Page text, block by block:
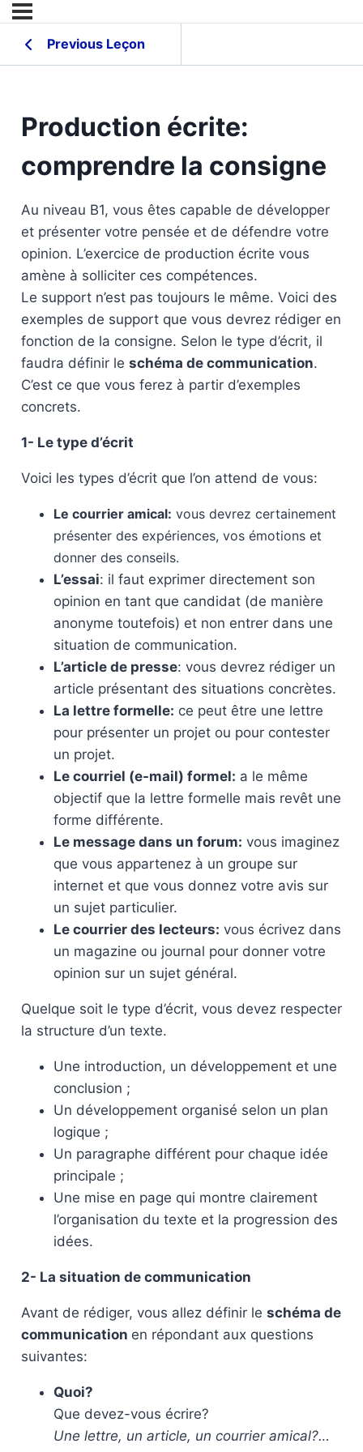
Previous Leçon
Production écrite:
comprendre la consigne
Au niveau B1, vous êtes capable de développer
et présenter votre pensée et de défendre votre
opinion. L’exercice de production écrite vous
amène à solliciter ces compétences.
Le support n’est pas toujours le même. Voici des
exemples de support que vous devrez rédiger en
fonction de la consigne. Selon le type d’écrit, il
faudra définir le schéma de communication.
C’est ce que vous ferez à partir d’exemples
concrets.
1- Le type d’écrit
Voici les types d’écrit que l’on attend de vous:
Le courrier amical: vous devrez certainement
présenter des expériences, vos émotions et
donner des conseils.
L’essai: il faut exprimer directement son
opinion en tant que candidat (de manière
anonyme toutefois) et non entrer dans une
situation de communication.
L’article de presse: vous devrez rédiger un
article présentant des situations concrètes.
La lettre formelle: ce peut être une lettre
pour présenter un projet ou pour contester
un projet.
Le courriel (e-mail) formel: a le même
objectif que la lettre formelle mais revêt une
forme différente.
Le message dans un forum: vous imaginez
que vous appartenez à un groupe sur
internet et que vous donnez votre avis sur
un sujet particulier.
Le courrier des lecteurs: vous écrivez dans
un magazine ou journal pour donner votre
opinion sur un sujet général.
Quelque soit le type d’écrit, vous devez respecter
la structure d’un texte.
Une introduction, un développement et une
conclusion ;
Un développement organisé selon un plan
logique ;
Un paragraphe différent pour chaque idée
principale ;
Une mise en page qui montre clairement
l’organisation du texte et la progression des
idées.
2- La situation de communication
Avant de rédiger, vous allez définir le schéma de
communication en répondant aux questions
suivantes:
Quoi?
Que devez-vous écrire?
Une lettre, un article, un courrier amical?…